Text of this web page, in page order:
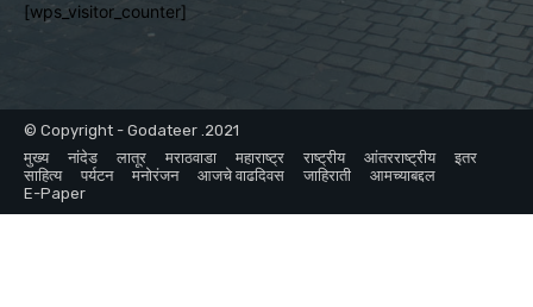
[wps_visitor_counter]
© Copyright - Godateer .2021
मुख्य
नांदेड लातूर मराठवाडा महाराष्ट्र राष्ट्रीय आंतरराष्ट्रीय
इतर
साहित्य
पर्यटन मनोरंजन आजचे वाढदिवस जाहिराती
आमच्याबद्दल
E-Paper